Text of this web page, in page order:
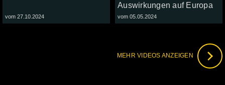
vom 27.10.2024
Auswirkungen auf Europa
vom 05.05.2024
MEHR VIDEOS ANZEIGEN